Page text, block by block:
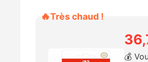
🔥Très chaud !
💰